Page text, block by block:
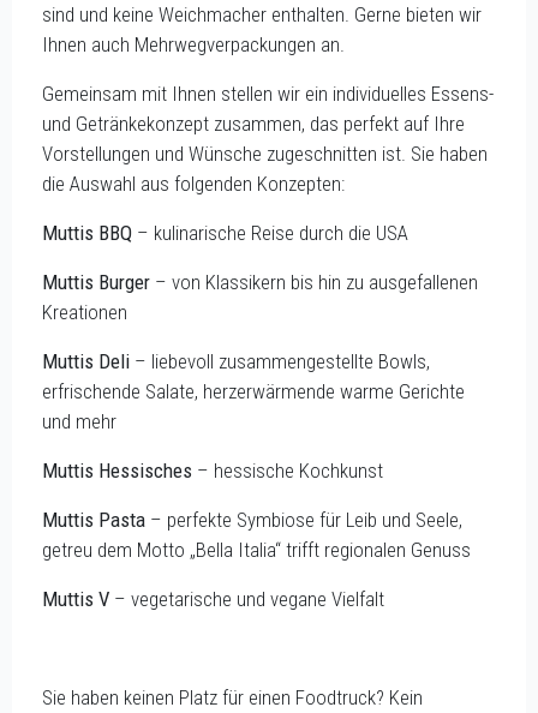
sind und keine Weichmacher enthalten. Gerne bieten wir
Ihnen auch Mehrwegverpackungen an.
Gemeinsam mit Ihnen stellen wir ein individuelles Essens-
und Getränkekonzept zusammen, das perfekt auf Ihre
Vorstellungen und Wünsche zugeschnitten ist. Sie haben
die Auswahl aus folgenden Konzepten:
Muttis BBQ – kulinarische Reise durch die USA
Muttis Burger – von Klassikern bis hin zu ausgefallenen
Kreationen
Muttis Deli – liebevoll zusammengestellte Bowls,
erfrischende Salate, herzerwärmende warme Gerichte
und mehr
Muttis Hessisches – hessische Kochkunst
Muttis Pasta – perfekte Symbiose für Leib und Seele,
getreu dem Motto „Bella Italia“ trifft regionalen Genuss
Muttis V – vegetarische und vegane Vielfalt
Sie haben keinen Platz für einen Foodtruck? Kein